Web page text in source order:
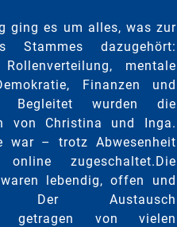
ging es um alles, was zur
Stammes dazugehört:
Rollenverteilung, mentale
Finanzen und
Begleitet wurden die
von Christina und Inga.
war – trotz Abwesenheit
zugeschaltet.Die
lebendig, offen und
Der Austausch
getragen von vielen